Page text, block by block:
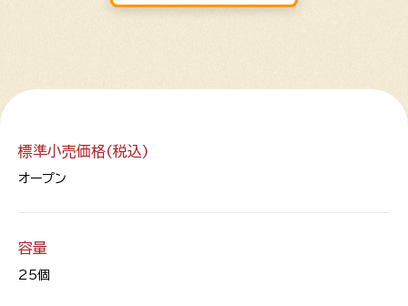
標準小売価格(税込)
オープン
容量
25個